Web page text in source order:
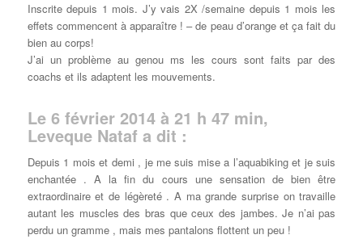
Inscrite depuis 1 mois. J’y vais 2X /semaine depuis 1 mois les
effets commencent à apparaître ! – de peau d’orange et ça fait du
bien au corps!
J’ai un problème au genou ms les cours sont faits par des
coachs et ils adaptent les mouvements.
Le 6 février 2014 à 21 h 47 min,
Leveque Nataf a dit :
Depuis 1 mois et demi , je me suis mise a l’aquabiking et je suis
enchantée . A la fin du cours une sensation de bien être
extraordinaire et de légèreté . A ma grande surprise on travaille
autant les muscles des bras que ceux des jambes. Je n’ai pas
perdu un gramme , mais mes pantalons flottent un peu !